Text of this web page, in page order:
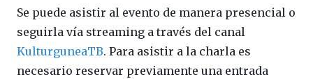
Se puede asistir al evento de manera presencial o
seguirla vía streaming a través del canal
KulturguneaTB. Para asistir a la charla es
necesario reservar previamente una entrada